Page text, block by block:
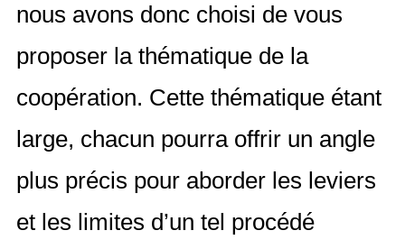
nous avons donc choisi de vous
proposer la thématique de la
coopération. Cette thématique étant
large, chacun pourra offrir un angle
plus précis pour aborder les leviers
et les limites d’un tel procédé